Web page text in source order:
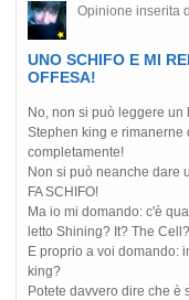
Opinione inserita
UNO SCHIFO E MI
OFFESA!
No, non si può leggere un
Stephen king e rimanerne
completamente!
Non si può neanche dare
FA SCHIFO!
Ma io mi domando: c'è
letto Shining? It? The
E proprio a voi domando:
king?
Potete davvero dire che è